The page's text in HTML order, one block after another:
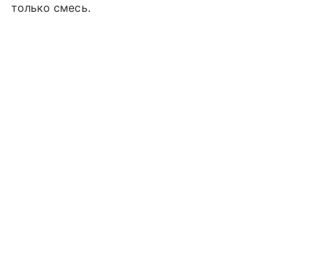
только смесь.